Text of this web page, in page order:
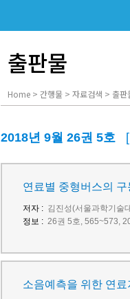
출판물
Home > 간행물 > 자료검색 > 출판
2018년 9월 26권 5호
연료별 중형버스의
저자 : 김진성(서울과학기술
정보 : 26권 5호, 565~573,
소음예측을 위한 연